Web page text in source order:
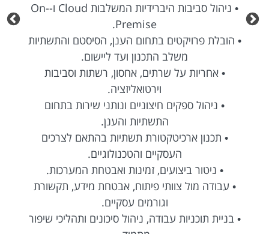
• ניהול סביבות היברידיות המשלבות Cloud ו-On-
Premise.
• הובלת פרויקטים בתחום הענן, הסיסטם והתשתיות
משלב התכנון ועד ליישום.
• אחריות על שרתים, אחסון, רשתות וסביבות
וירטואליזציה.
• ניהול ספקים חיצוניים ונותני שירות בתחום
התשתיות והענן.
• תכנון ארכיטקטורת תשתיות בהתאם לצרכים
העסקיים והטכנולוגיים.
• ניטור ביצועים, זמינות ואבטחת המערכות.
• עבודה מול צוותי פיתוח, אבטחת מידע, תקשורת
וגורמים עסקיים.
• בניית תוכניות עבודה, ניהול סיכונים ותהליכי שיפור